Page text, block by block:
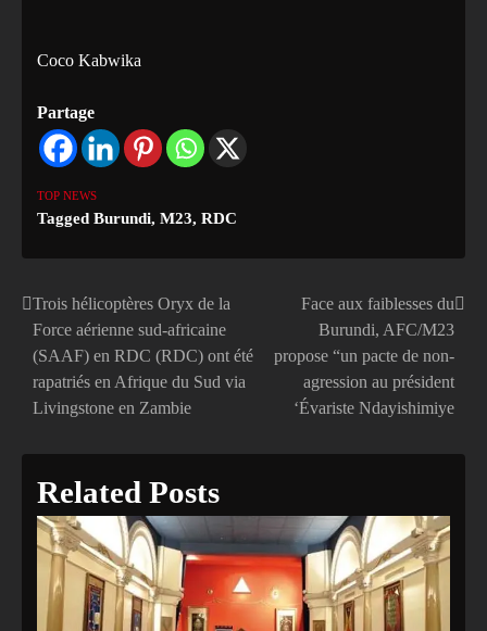
‎Coco Kabwika
Partage
TOP NEWS
Tagged Burundi, M23, RDC
Navigation
de
l’article
Trois hélicoptères Oryx de la
Force aérienne sud-africaine
(SAAF) en RDC (RDC) ont été
rapatriés en Afrique du Sud via
Livingstone en Zambie
Face aux faiblesses du
Burundi, AFC/M23
propose “un pacte de non-
agression au président
‘Évariste Ndayishimiye
Related Posts